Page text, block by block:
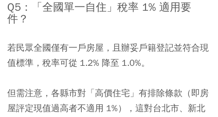
Q5：「全國單一自住」稅率 1% 適用要
件？
若民眾全國僅有一戶房屋，且辦妥戶籍登記並符合現
值標準，稅率可從 1.2% 降至 1.0%。
但需注意，各縣市對「高價住宅」有排除條款（即房
屋評定現值過高者不適用 1%），這對台北市、新北